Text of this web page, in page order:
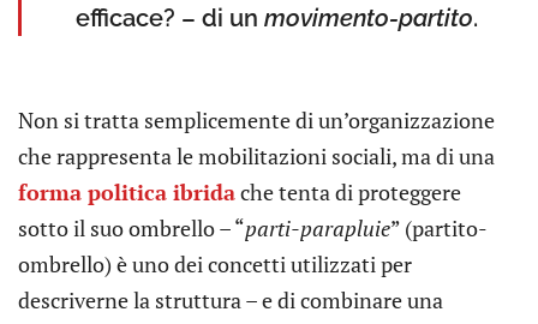
efficace? – di un movimento-partito.
Non si tratta semplicemente di un’organizzazione
che rappresenta le mobilitazioni sociali, ma di una
forma politica ibridache tenta di proteggere
sotto il suo ombrello – “parti-parapluie” (partito-
ombrello) è uno dei concetti utilizzati per
descriverne la struttura – e di combinare una